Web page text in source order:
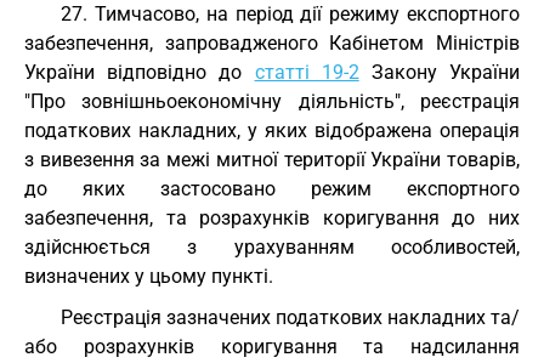
27. Тимчасово, на період дії режиму експортного
забезпечення, запровадженого Кабінетом Міністрів
України відповідно до статті 19-2Закону України
"Про зовнішньоекономічну діяльність", реєстрація
податкових накладних, у яких відображена операція
з вивезення за межі митної території України товарів,
до яких застосовано режим експортного
забезпечення, та розрахунків коригування до них
здійснюється з урахуванням особливостей,
визначених у цьому пункті.
Реєстрація зазначених податкових накладних та/
або розрахунків коригування та надсилання